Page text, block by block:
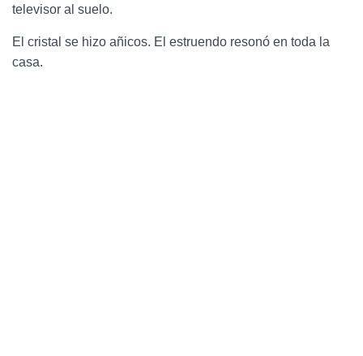
televisor al suelo.
El cristal se hizo añicos. El estruendo resonó en toda la
casa.